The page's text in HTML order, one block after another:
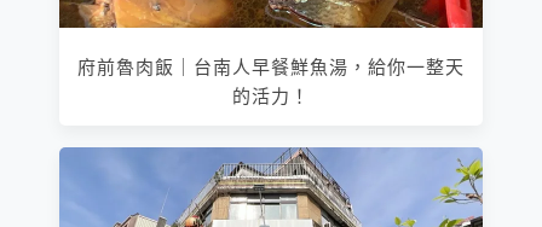
府前魯肉飯｜台南人早餐鮮魚湯，給你一整天
的活力！